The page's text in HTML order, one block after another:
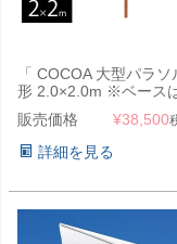
「 COCOA 大型パラソ
形 2.0×2.0m ※ベース
販売価格
¥38,500
詳細を見る